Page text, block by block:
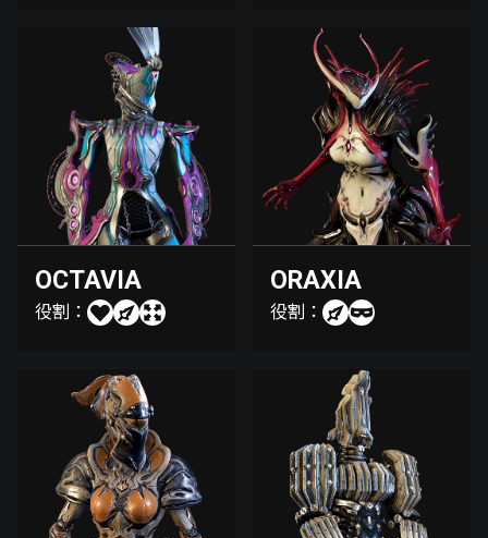
OCTAVIA
役割：
ORAXIA
役割：